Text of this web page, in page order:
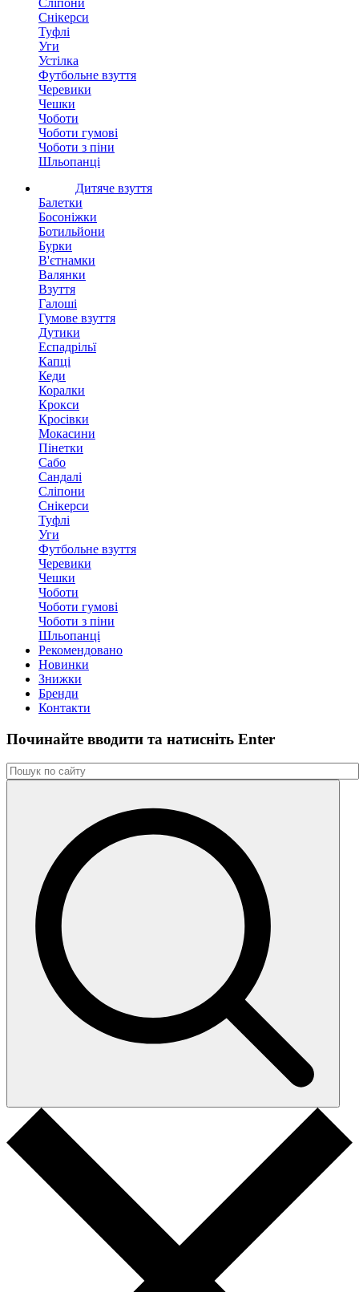
Сліпони
Снікерси
Туфлі
Уги
Устілка
Футбольне взуття
Черевики
Чешки
Чоботи
Чоботи гумові
Чоботи з піни
Шльопанці
Дитяче взуття
Балетки
Босоніжки
Ботильйони
Бурки
В'єтнамки
Валянки
Взуття
Галоші
Гумове взуття
Дутики
Еспадрільї
Капці
Кеди
Коралки
Крокси
Кросівки
Мокасини
Пінетки
Сабо
Сандалі
Сліпони
Снікерси
Туфлі
Уги
Футбольне взуття
Черевики
Чешки
Чоботи
Чоботи гумові
Чоботи з піни
Шльопанці
Рекомендовано
Новинки
Знижки
Бренди
Контакти
Починайте вводити та натиснiть Enter